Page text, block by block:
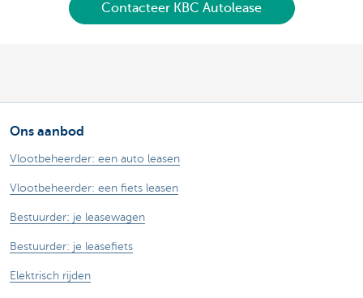
Contacteer KBC Autolease
Ons aanbod
Vlootbeheerder: een auto leasen
Vlootbeheerder: een fiets leasen
Bestuurder: je leasewagen
Bestuurder: je leasefiets
Elektrisch rijden